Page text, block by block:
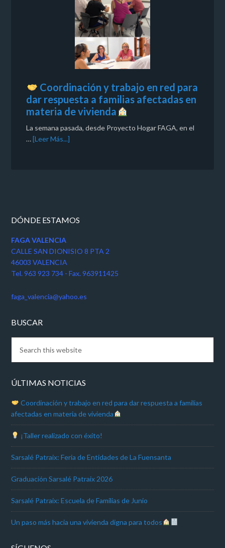
Coordinación y trabajo en red para
dar respuesta a familias afectadas en
materia de vivienda
La semana pasada, desde Proyecto Hogar FAGA, en el
…[Leer Más...]
DÓNDE ESTAMOS
FAGA VALENCIA
CALLE SAN DIONISIO 8 PTA 2
46003 VALENCIA
Tel. 963 923 734 - Fax. 963911425
faga_valencia@yahoo.es
BUSCAR
ÚLTIMAS NOTICIAS
Coordinación y trabajo en red para dar respuesta a familias
afectadas en materia de vivienda
¡Taller realizado con éxito!
Sarsalé Patraix: Feria de Entidades de La Fuensanta
Graduación Sarsalé Patraix 2026
Sarsalé Patraix: Escuela de Familias de Junio
Un paso más hacia una vivienda digna para todos